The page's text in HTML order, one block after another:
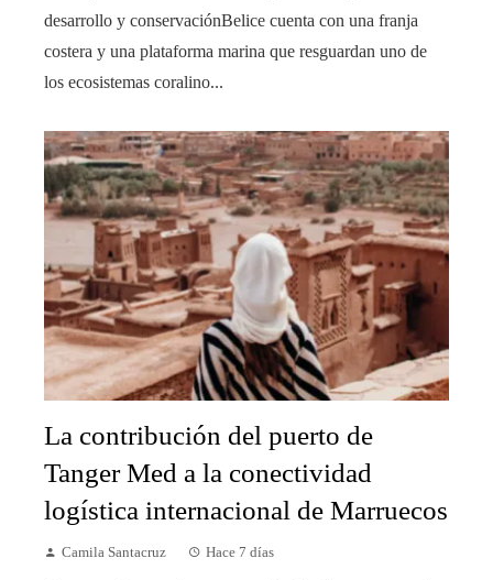
desarrollo y conservaciónBelice cuenta con una franja
costera y una plataforma marina que resguardan uno de
los ecosistemas coralino...
La contribución del puerto de
Tanger Med a la conectividad
logística internacional de Marruecos
Camila Santacruz Hace 7 días